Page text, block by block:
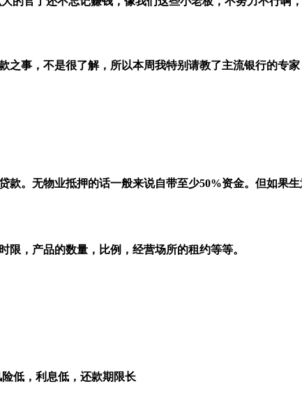
事，不是很了解，所以本周我特别请教了主流银行的专
。无物业抵押的话一般来说自带至少50%资金。但如果
，产品的数量，比例，经营场所的租约等等。
低，利息低，还款期限长